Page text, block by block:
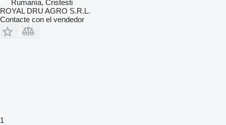
Rumanía, Cristesti
ROYAL DRU AGRO S.R.L.
Contacte con el vendedor
1